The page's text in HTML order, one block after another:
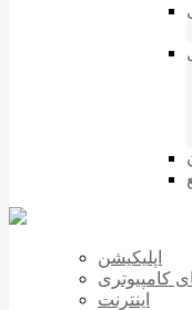
اپلیکیشن
کامپیوتری
اینترنت